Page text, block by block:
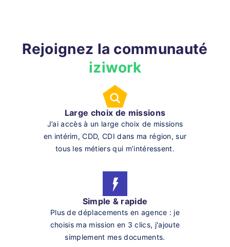
Rejoignez la communauté
iziwork
Large choix de missions
J’ai accès à un large choix de missions
en intérim, CDD, CDI dans ma région, sur
tous les métiers qui m’intéressent.
Simple & rapide
Plus de déplacements en agence : je
choisis ma mission en 3 clics, j'ajoute
simplement mes documents.